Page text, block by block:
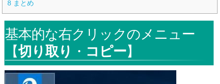
8 まとめ
基本的な右クリックのメニュー
【切り取り ・ コピー】